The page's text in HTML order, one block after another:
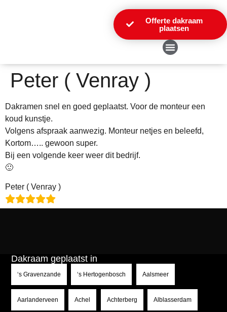
Offerte dakraam
plaatsen
Peter ( Venray )
Dakramen snel en goed geplaatst. Voor de monteur een
koud kunstje.
Volgens afspraak aanwezig. Monteur netjes en beleefd,
Kortom….. gewoon super.
Bij een volgende keer weer dit bedrijf.
🙂
Peter ( Venray )
Dakraam geplaatst in
‘s Gravenzande ‘s Hertogenbosch Aalsmeer
Aarlanderveen Achel Achterberg Alblasserdam